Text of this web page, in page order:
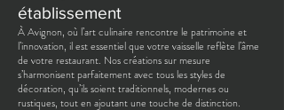
établissement
À Avignon, où l’art culinaire rencontre le patrimoine et
l’innovation, il est essentiel que votre vaisselle reflète l’âme
de votre restaurant. Nos créations sur mesure
s’harmonisent parfaitement avec tous les styles de
décoration, qu’ils soient traditionnels, modernes ou
rustiques, tout en ajoutant une touche de distinction.